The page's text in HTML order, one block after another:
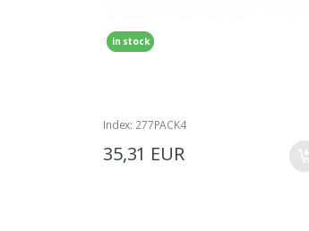
in stock
Index: 277PACK4
35,31 EUR